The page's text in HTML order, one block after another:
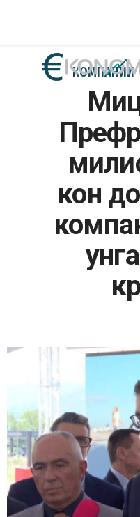
АКТУЕЛНО
ЕКОНОМИЈА
ФИНАНСИИ
БАНКАРСТВО
ЖИВОТ
КОМПАНИИ
кон